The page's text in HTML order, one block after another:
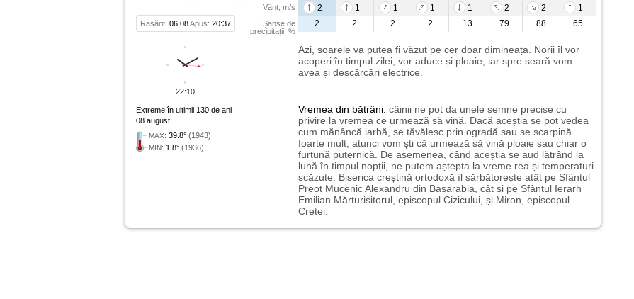
Răsărit: 06:08Apus: 20:37
Vânt, m/s
Șanse de
precipitații, %
2
1 1 1 1 2 2
1
2
2 2 2 13 79 88 65
Azi, soarele va putea fi văzut pe cer doar dimineața. Norii îl vor
acoperi în timpul zilei, vor aduce și ploaie, iar spre seară vom
avea și descărcări electrice.
Extreme în ultimii 130 de ani
08 august:
MAX: 39.8° (1943)
MIN: 1.8° (1936)
Vremea din bătrâni: câinii ne pot da unele semne precise cu
privire la vremea ce urmează să vină. Dacă aceștia se pot vedea
cum mănâncă iarbă, se tăvălesc prin ogradă sau se scarpină
foarte mult, atunci vom ști că urmează să vină ploaie sau chiar o
furtună puternică. De asemenea, când aceștia se aud lătrând la
lună în timpul nopții, ne putem aștepta la vreme rea și temperaturi
scăzute. Biserica creștină ortodoxă îl sărbătorește atât pe Sfântul
Preot Mucenic Alexandru din Basarabia, cât și pe Sfântul Ierarh
Emilian Mărturisitorul, episcopul Cizicului, și Miron, episcopul
Cretei.
22:10